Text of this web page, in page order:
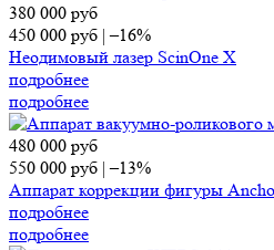
380 000 руб
450 000 руб |–16%
Неодимовый лазер ScinOne X
подробнее
подробнее
480 000 руб
550 000 руб |–13%
Аппарат коррекции фигуры
подробнее
подробнее